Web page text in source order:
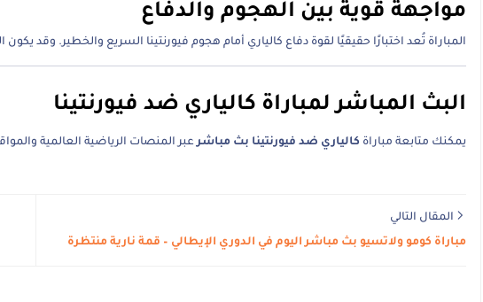
مواجهة قوية بين الهجوم والدفاع
المباراة تُعد اختبارًا حقيقيًا لقوة دفاع كالياري أمام هجوم فيورنتينا السريع والخطير.
البث المباشر لمباراة كالياري ضد فيورنتينا
يمكنك متابعة مباراة كالياري ضد فيورنتينا بث مباشرعبر المنصات الرياضية العالمية
المقال التالي
مباراة كومو ولاتسيو بث مباشر اليوم في الدوري الإيطالي – قمة نارية منتظرة